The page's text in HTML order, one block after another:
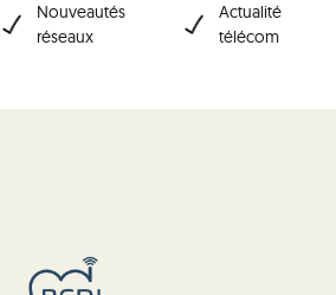
Nouveautés
réseaux
Actualité
télécom